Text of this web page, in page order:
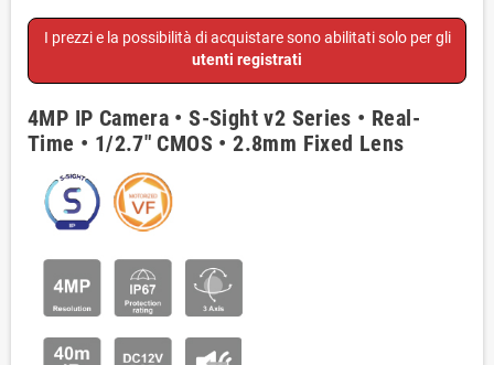
I prezzi e la possibilità di acquistare sono abilitati solo per gli
utenti registrati
4MP IP Camera • S-Sight v2 Series • Real-
Time • 1/2.7" CMOS • 2.8mm Fixed Lens